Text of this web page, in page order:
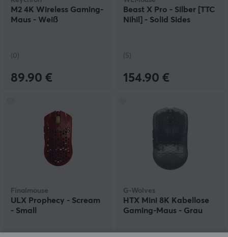
M2 4K Wireless Gaming-
Maus - Weiß
(0)
89.90 €
Beast X Pro - Silber [TTC
Nihil] - Solid Sides
(5)
154.90 €
Finalmouse
ULX Prophecy - Scream
- Small
G-Wolves
HTX Mini 8K Kabellose
Gaming-Maus - Grau